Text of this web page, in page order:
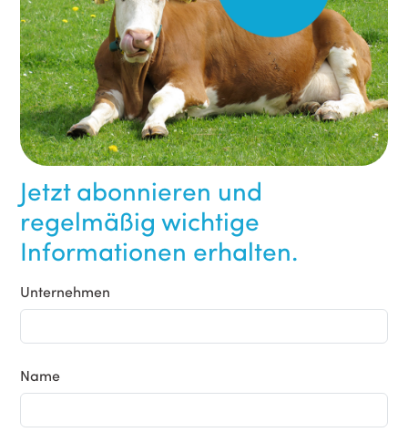
Jetzt abonnieren und
regelmäßig wichtige
Informationen erhalten.
Unternehmen
Name